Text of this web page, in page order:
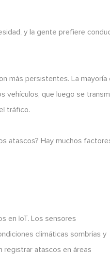
y la gente prefiere
más persistentes. La mayoría
vehículos, que luego se
tráfico.
atascos? Hay muchos
en IoT. Los sensores
climáticas sombrías y
registrar atascos en áreas